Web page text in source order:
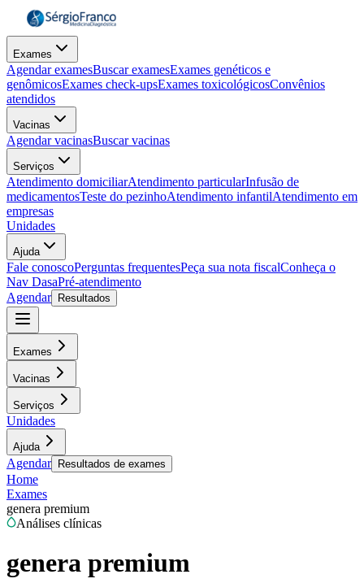
Exames
Agendar examesBuscar examesExames genéticos e
genômicosExames check-upsExames toxicológicosConvênios
atendidos
Vacinas
Agendar vacinasBuscar vacinas
Serviços
Atendimento domiciliarAtendimento particularInfusão de
medicamentosTeste do pezinhoAtendimento infantilAtendimento em
empresas
Unidades
Ajuda
Fale conoscoPerguntas frequentesPeça sua nota fiscalConheça o
Nav DasaPré-atendimento
Agendar
Resultados
Exames
Vacinas
Serviços
Unidades
Ajuda
Agendar Resultados de exames
Home
Exames
genera premium
Análises clínicas
genera premium